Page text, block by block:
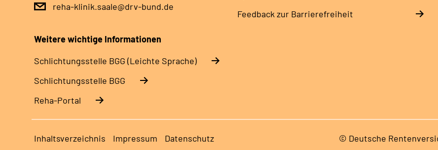
reha-klinik.saale@drv-bund.de
Feedback zur Barrierefreiheit
Weitere wichtige Informationen
Schlich­tungs­stel­le BGG (Leichte Sprache)
Schlich­tungs­stel­le BGG
Reha-Portal
Inhaltsverzeichnis Impressum Datenschutz © Deutsche